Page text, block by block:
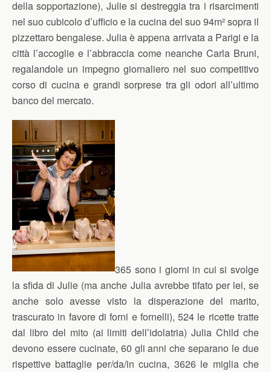
della sopportazione), Julie si destreggia tra i risarcimenti
nel suo cubicolo d’ufficio e la cucina del suo 94m² sopra il
pizzettaro bengalese. Julia è appena arrivata a Parigi e la
città l’accoglie e l’abbraccia come neanche Carla Bruni,
regalandole un impegno giornaliero nel suo competitivo
corso di cucina e grandi sorprese tra gli odori all’ultimo
banco del mercato.
365 sono i giorni in cui si svolge
la sfida di Julie (ma anche Julia avrebbe tifato per lei, se
anche solo avesse visto la disperazione del marito,
trascurato in favore di forni e fornelli), 524 le ricette tratte
dal libro del mito (ai limiti dell’idolatria) Julia Child che
devono essere cucinate, 60 gli anni che separano le due
rispettive battaglie per/da/in cucina, 3626 le miglia che